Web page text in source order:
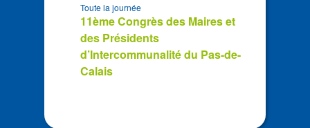
11ème Congrès des Maires et
des Présidents
d’Intercommunalité du Pas-de-
Calais
Toute la journée